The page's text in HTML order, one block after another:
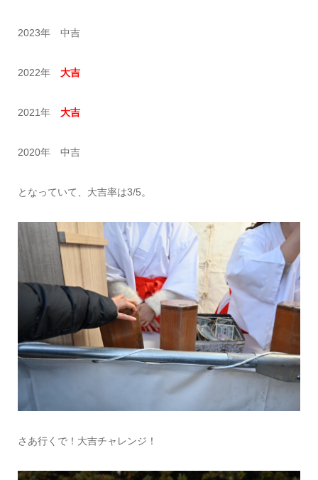
2023年 中吉
2022年 大吉
2021年 大吉
2020年 中吉
となっていて、大吉率は3/5。
さあ行くで！大吉チャレンジ！